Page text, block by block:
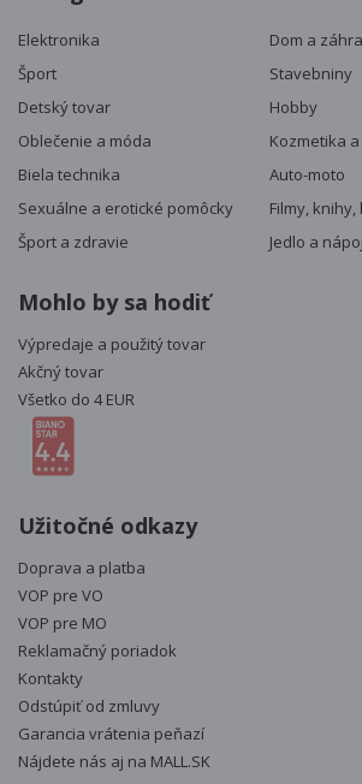
Elektronika
Dom a
Šport
Stavebniny
Detský tovar
Hobby
Oblečenie a móda
Kozmetika
Biela technika
Auto-moto
Sexuálne a erotické pomôcky
Filmy, knihy,
Šport a zdravie
Jedlo a
Mohlo by sa hodiť
Výpredaje a použitý tovar
Akčný tovar
Všetko do 4 EUR
Užitočné odkazy
Doprava a platba
VOP pre VO
VOP pre MO
Reklamačný poriadok
Kontakty
Odstúpiť od zmluvy
Garancia vrátenia peňazí
Nájdete nás aj na MALL.SK